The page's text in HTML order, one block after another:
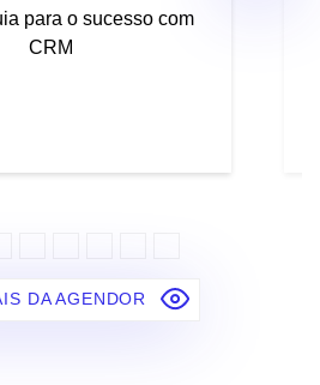
para o sucesso com
CRM
DA AGENDOR